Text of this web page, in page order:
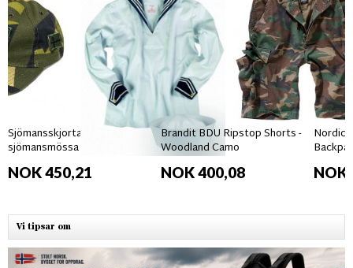
Sjömansskjorta &
sjömansmössa vit - UNISEX
NOK 450,21
Brandit BDU Ripstop Shorts -
Woodland Camo
NOK 400,08
Nordic
NOK
Vi tipsar om